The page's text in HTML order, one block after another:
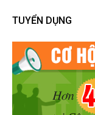
TUYỂN DỤNG